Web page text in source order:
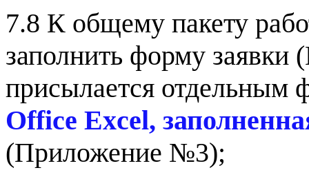
7.8 К общему пакету
заполнить форму заявки
присылается отдельным
Office Excel,
(Приложение №3);